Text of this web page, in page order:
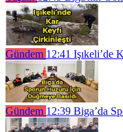
Gündem 12:41 Işıkeli’de
Gündem 12:39 Biga’da